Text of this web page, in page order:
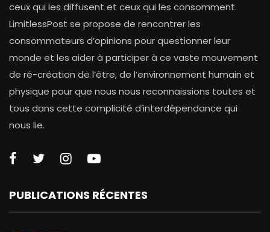
ceux qui les diffusent et ceux qui les consomment.
LimitlessPost se propose de rencontrer les
consommateurs d’opinions pour questionner leur
monde et les aider à participer à ce vaste mouvement
de ré-création de l’être, de l’environnement humain et
physique pour que nous nous reconnaissions toutes et
tous dans cette complicité d’interdépendance qui
nous lie.
PUBLICATIONS RÉCENTES